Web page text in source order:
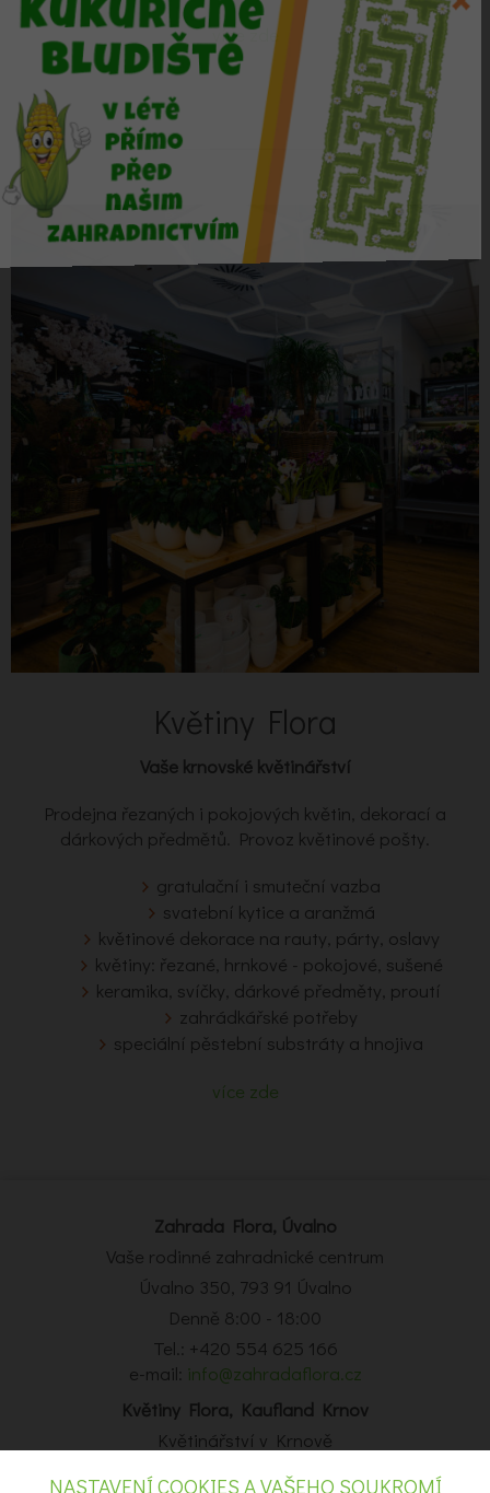
více zde
Květiny Flora
Vaše krnovské květinářství
Prodejna řezaných i pokojových květin, dekorací a
dárkových předmětů. Provoz květinové pošty.
gratulační i smuteční vazba
svatební kytice a aranžmá
květinové dekorace na rauty, párty, oslavy
květiny: řezané, hrnkové - pokojové, sušené
keramika, svíčky, dárkové předměty, proutí
zahrádkářské potřeby
speciální pěstební substráty a hnojiva
více zde
Zahrada Flora, Úvalno
Vaše rodinné zahradnické centrum
Úvalno 350, 793 91 Úvalno
Denně 8:00 - 18:00
Tel.: +420 554 625 166
e-mail: info@zahradaflora.cz
Květiny Flora, Kaufland Krnov
Květinářství v Krnově
Obchodní centrum Kaufland Krnov, Opavská 14, Krnov
NASTAVENÍ COOKIES A VAŠEHO SOUKROMÍ